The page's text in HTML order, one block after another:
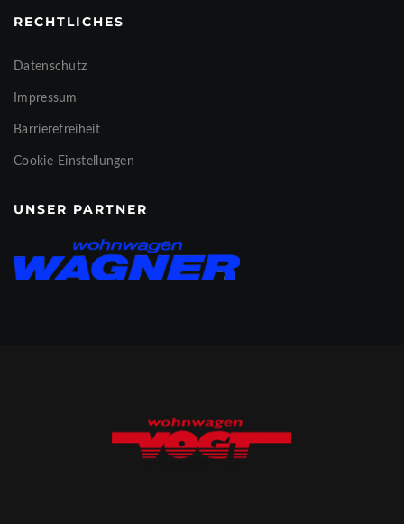
RECHTLICHES
Datenschutz
Impressum
Barrierefreiheit
Cookie-Einstellungen
UNSER PARTNER